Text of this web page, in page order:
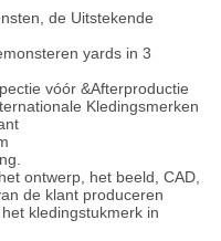
de Uitstekende
yards in 3
vóór &Afterproductie
Kledingsmerken
ontwerp, het beeld, CAD,
de klant produceren
kledingstukmerk in